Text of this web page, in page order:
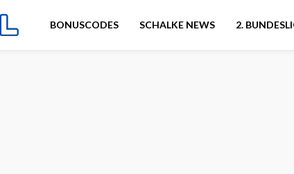
BONUSCODES SCHALKE NEWS 2.